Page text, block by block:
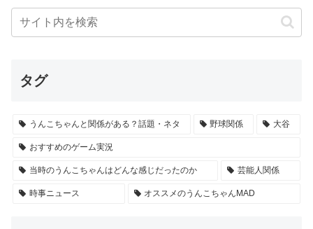
タグ
うんこちゃんと関係がある？話題・ネタ 野球関係 大谷
おすすめのゲーム実況
当時のうんこちゃんはどんな感じだったのか 芸能人関係
時事ニュース オススメのうんこちゃんMAD